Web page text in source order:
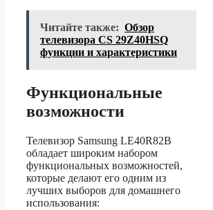
Читайте также: Обзор
телевизора CS 29Z40HSQ
функции и характеристики
Функциональные
возможности
Телевизор Samsung LE40R82B
обладает широким набором
функциональных возможностей,
которые делают его одним из
лучших выборов для домашнего
использования: